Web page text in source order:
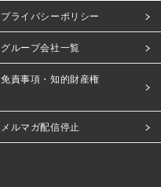
プライバシーポリシー
グループ会社一覧
免責事項・知的財産権
メルマガ配信停止